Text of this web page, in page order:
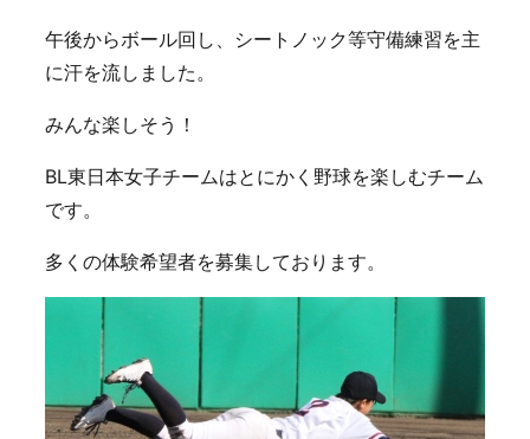
午後からボール回し、シートノック等守備練習を主
に汗を流しました。
みんな楽しそう！
BL東日本女子チームはとにかく野球を楽しむチーム
です。
多くの体験希望者を募集しております。